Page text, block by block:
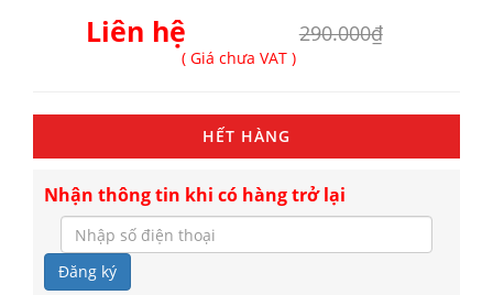
Liên hệ 290.000₫
( Giá chưa VAT )
HẾT HÀNG
Nhận thông tin khi có hàng trở lại
Đăng ký